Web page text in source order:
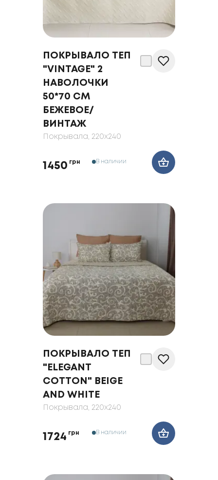
ПОКРЫВАЛО ТЕП
"VINTAGE" 2
НАВОЛОЧКИ
50*70 СМ
БЕЖЕВОЕ/
ВИНТАЖ
Покрывала, 220x240
1450 грн В наличии
ПОКРЫВАЛО ТЕП
"ELEGANT
COTTON" BEIGE
AND WHITE
Покрывала, 220x240
1724 грн В наличии